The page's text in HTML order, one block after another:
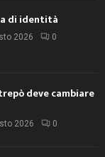
di identità
2026 0
deve cambiare
2026 0